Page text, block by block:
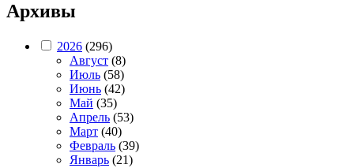
Архивы
2026 (296)
Август (8)
Июль (58)
Июнь (42)
Май (35)
Апрель (53)
Март (40)
Февраль (39)
Январь (21)